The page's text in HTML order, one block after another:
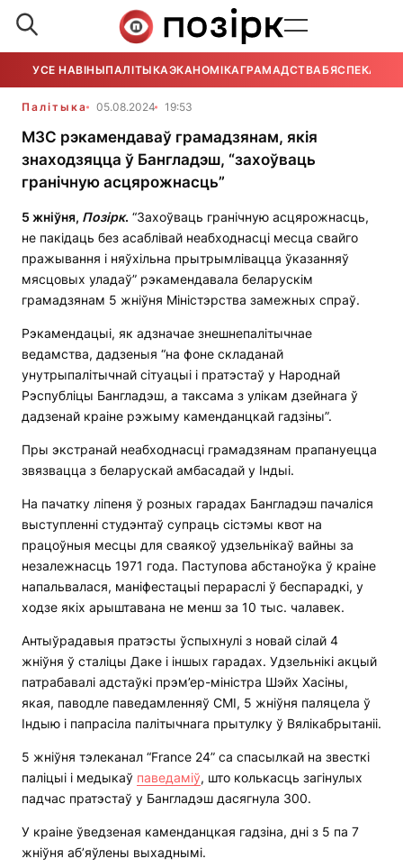
УСЕ НАВІНЫПАЛІТЫКАЭКАНОМІКАГРАМАДСТВАБЯСПЕКА
Палітыка 05.08.2024 19:53
МЗС рэкамендаваў грамадзянам, якія
знаходзяцца ў Бангладэш, “захоўваць
гранічную асцярожнасць”
5 жніўня, Позірк. “Захоўваць гранічную асцярожнасць,
не пакідаць без асаблівай неабходнасці месца свайго
пражывання і няўхільна прытрымлівацца ўказанняў
мясцовых уладаў” рэкамендавала беларускім
грамадзянам 5 жніўня Міністэрства замежных спраў.
Рэкамендацыі, як адзначае знешнепалітычнае
ведамства, дадзеныя “на фоне складанай
унутрыпалітычнай сітуацыі і пратэстаў у Народнай
Рэспубліцы Бангладэш, а таксама з улікам дзейнага ў
дадзенай краіне рэжыму каменданцкай гадзіны”.
Пры экстранай неабходнасці грамадзянам прапануецца
звязвацца з беларускай амбасадай у Індыі.
На пачатку ліпеня ў розных гарадах Бангладэш пачаліся
выступленні студэнтаў супраць сістэмы квот на
працоўныя месцы для сваякоў удзельнікаў вайны за
незалежнасць 1971 года. Паступова абстаноўка ў краіне
напальвалася, маніфестацыі перараслі ў беспарадкі, у
ходзе якіх арыштавана не менш за 10 тыс. чалавек.
Антыўрадавыя пратэсты ўспыхнулі з новай сілай 4
жніўня ў сталіцы Даке і іншых гарадах. Удзельнікі акцый
патрабавалі адстаўкі прэм’ер-міністра Шэйх Хасіны,
якая, паводле паведамленняў СМІ, 5 жніўня паляцела ў
Індыю і папрасіла палітычнага прытулку ў Вялікабрытаніі.
5 жніўня тэлеканал “France 24” са спасылкай на звесткі
паліцыі і медыкаў паведаміў, што колькасць загінулых
падчас пратэстаў у Бангладэш дасягнула 300.
У краіне ўведзеная каменданцкая гадзіна, дні з 5 па 7
жніўня аб’яўлены выхаднымі.